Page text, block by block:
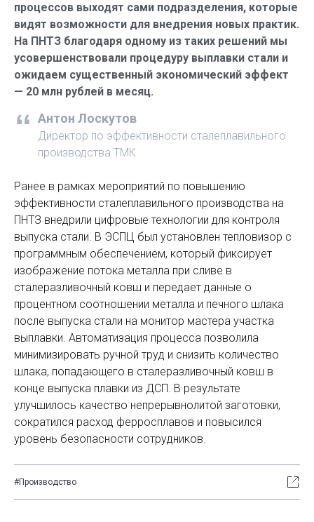
процессов выходят сами подразделения, которые
видят возможности для внедрения новых практик.
На ПНТЗ благодаря одному из таких решений мы
усовершенствовали процедуру выплавки стали и
ожидаем существенный экономический эффект
— 20 млн рублей в месяц.
Антон Лоскутов
Директор по эффективности сталеплавильного
производства ТМК
Ранее в рамках мероприятий по повышению
эффективности сталеплавильного производства на
ПНТЗ внедрили цифровые технологии для контроля
выпуска стали. В ЭСПЦ был установлен тепловизор с
программным обеспечением, который фиксирует
изображение потока металла при сливе в
сталеразливочный ковш и передает данные о
процентном соотношении металла и печного шлака
после выпуска стали на монитор мастера участка
выплавки. Автоматизация процесса позволила
минимизировать ручной труд и снизить количество
шлака, попадающего в сталеразливочный ковш в
конце выпуска плавки из ДСП. В результате
улучшилось качество непрерывнолитой заготовки,
сократился расход ферросплавов и повысился
уровень безопасности сотрудников.
#Производство